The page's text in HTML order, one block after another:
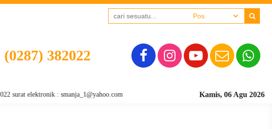
(0287) 382022
Kamis, 06 Agu 2026
elektronik : smanja_1@yahoo.com